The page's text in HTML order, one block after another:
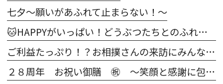
七夕～願いがあふれて止まらない！～
🐱HAPPYがいっぱい！どうぶつたちとのふれあい大作戦🐶
ご利益たっぷり！？お相撲さんの来訪にみんな大興奮😀
２８周年 お祝い御膳 ㊗ ～笑顔と感謝に包まれた特別な一日～